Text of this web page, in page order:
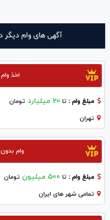
آگهی های وام دیگر
اخذ
مبلغ وام : تا 20 میلیارد تومان
تهران
وام
مبلغ وام : تا 500 میلیون تومان
تمامی شهر های ایران